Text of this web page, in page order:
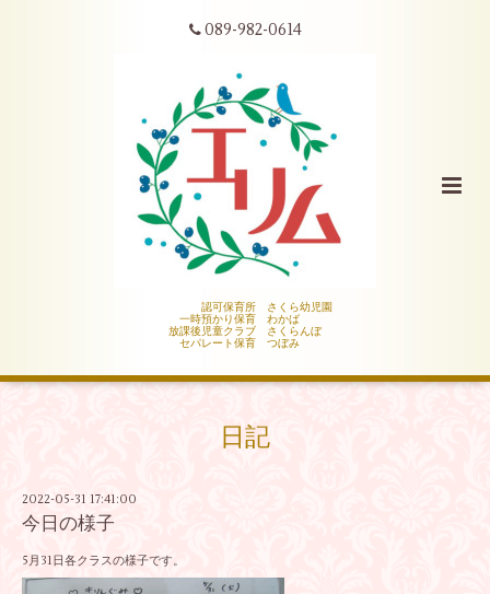
089-982-0614
認可保育所 さくら幼児園
一時預かり保育 わかば
放課後児童クラブ さくらんぼ
セパレート保育 つぼみ
日記
2022-05-31 17:41:00
今日の様子
5月31日各クラスの様子です。